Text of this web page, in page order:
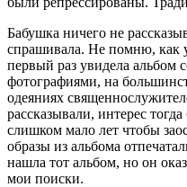
Бабушка ничего не
спрашивала. Не помню, как
первый раз увидела альбом
фотографиями, на
одеяниях
рассказывали, интерес
слишком мало лет чтобы
образы из альбома
нашла тот альбом, но он
мои поиски.